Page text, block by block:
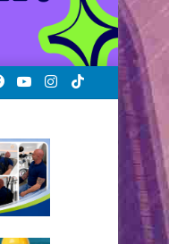
TikTok
Instagram
YouTube
Facebook